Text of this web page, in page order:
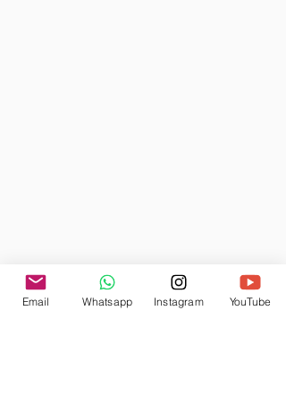
Email Whatsapp Instagram YouTube